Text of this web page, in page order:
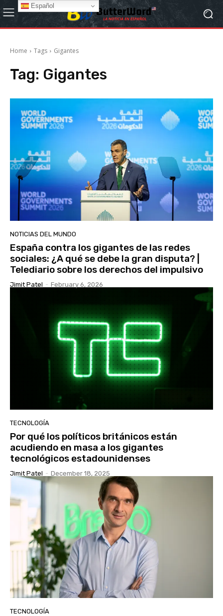
Home Tags Gigantes
Tag: Gigantes
NOTICIAS DEL MUNDO
España contra los gigantes de las redes
sociales: ¿A qué se debe la gran disputa? |
Telediario sobre los derechos del impulsivo
Jimit Patel - February 6, 2026
TECNOLOGÍA
Por qué los políticos británicos están
acudiendo en masa a los gigantes
tecnológicos estadounidenses
Jimit Patel - December 18, 2025
TECNOLOGÍA
Español